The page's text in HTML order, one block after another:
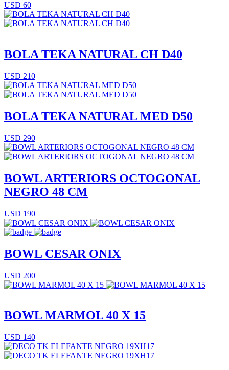
USD 60
BOLA TEKA NATURAL CH D40
USD 210
BOLA TEKA NATURAL MED D50
USD 290
BOWL ARTERIORS OCTOGONAL
NEGRO 48 CM
USD 190
BOWL CESAR ONIX
USD 200
BOWL MARMOL 40 X 15
USD 140